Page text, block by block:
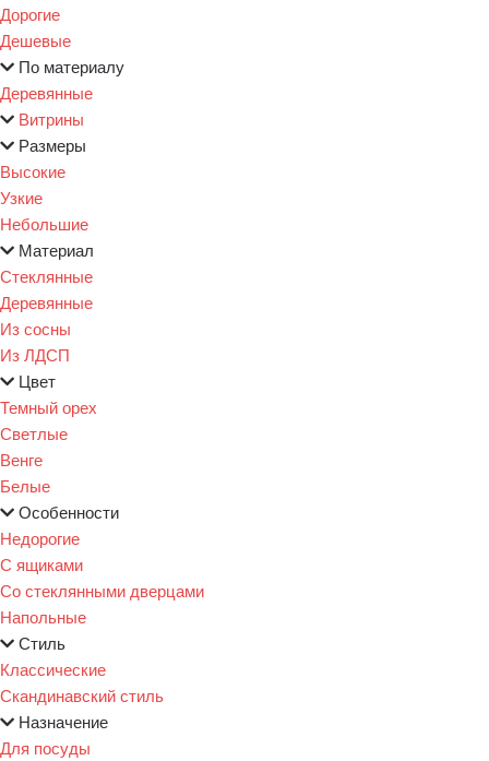
Дорогие
Дешевые
По материалу
Деревянные
Витрины
Размеры
Высокие
Узкие
Небольшие
Материал
Стеклянные
Деревянные
Из сосны
Из ЛДСП
Цвет
Темный орех
Светлые
Венге
Белые
Особенности
Недорогие
С ящиками
Со стеклянными дверцами
Напольные
Стиль
Классические
Скандинавский стиль
Назначение
Для посуды